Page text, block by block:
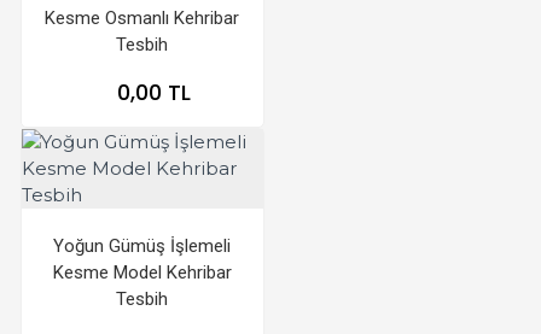
Kesme Osmanlı Kehribar
Tesbih
0,00 TL
Yoğun Gümüş İşlemeli
Kesme Model Kehribar
Tesbih